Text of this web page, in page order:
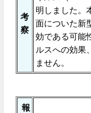
考
察
明しました。
⾯についた新
効である可能
ルスへの効果
ません。
報